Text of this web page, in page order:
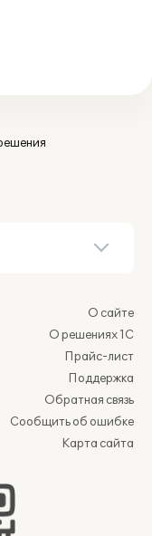
О сайте
О решениях 1С
Прайс-лист
Поддержка
Обратная связь
Сообщить об ошибке
Карта сайта